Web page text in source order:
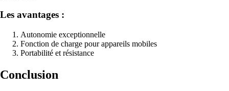
Les avantages :
Autonomie exceptionnelle
Fonction de charge pour appareils mobiles
Portabilité et résistance
Conclusion